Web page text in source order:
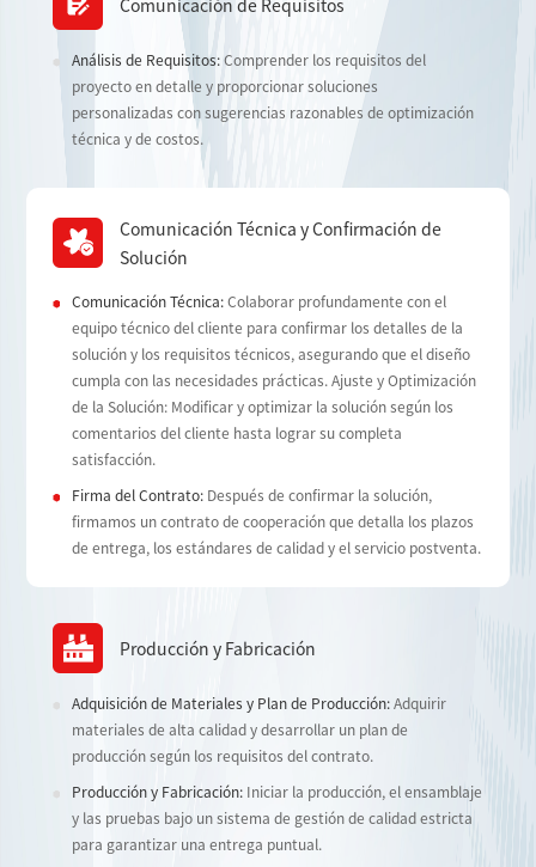
Análisis de Requisitos:Comprender los requisitos del
proyecto en detalle y proporcionar soluciones
personalizadas con sugerencias razonables de optimización
técnica y de costos.
Comunicación Técnica y Confirmación de
Solución
Comunicación Técnica:Colaborar profundamente con el
equipo técnico del cliente para confirmar los detalles de la
solución y los requisitos técnicos, asegurando que el diseño
cumpla con las necesidades prácticas. Ajuste y Optimización
de la Solución: Modificar y optimizar la solución según los
comentarios del cliente hasta lograr su completa
satisfacción.
Firma del Contrato: Después de confirmar la solución,
firmamos un contrato de cooperación que detalla los plazos
de entrega, los estándares de calidad y el servicio postventa.
Producción y Fabricación
Adquisición de Materiales y Plan de Producción:Adquirir
materiales de alta calidad y desarrollar un plan de
producción según los requisitos del contrato.
Producción y Fabricación: Iniciar la producción, el ensamblaje
y las pruebas bajo un sistema de gestión de calidad estricta
para garantizar una entrega puntual.